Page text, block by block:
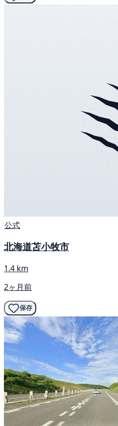
公式
北海道苫小牧市
1.4 km
2ヶ月前
保存